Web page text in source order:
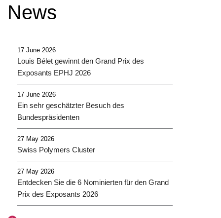
b
o
t
e
News
17 June 2026
Louis Bélet gewinnt den Grand Prix des
Exposants EPHJ 2026
17 June 2026
Ein sehr geschätzter Besuch des
Bundespräsidenten
27 May 2026
Swiss Polymers Cluster
27 May 2026
Entdecken Sie die 6 Nominierten für den Grand
Prix des Exposants 2026